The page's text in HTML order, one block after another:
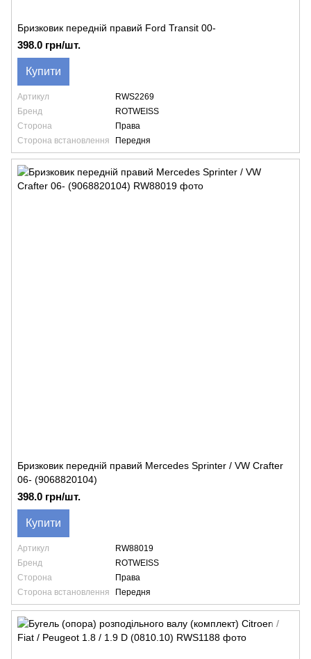
Бризковик передній правий Ford Transit 00-
398.0 грн/шт.
Купити
Артикул
RWS2269
Бренд
ROTWEISS
Сторона
Права
Сторона встановлення
Передня
Бризковик передній правий Mercedes Sprinter / VW Crafter
06- (9068820104)
398.0 грн/шт.
Купити
Артикул
RW88019
Бренд
ROTWEISS
Сторона
Права
Сторона встановлення
Передня